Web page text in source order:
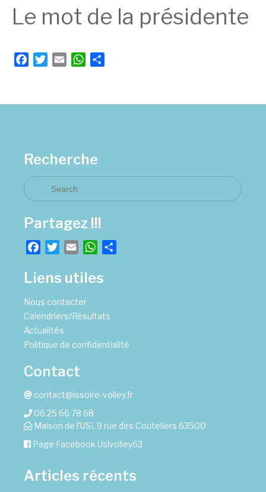
Le mot de la présidente
Facebook
Twitter
Email WhatsApp
Recherche
Partagez !!!
Facebook
Twitter
Email WhatsApp
Liens utiles
Nous contacter
Calendriers/Résultats
Actualités
Politique de confidentialité
Contact
contact@issoire-volley.fr
06 25 66 78 68
Maison de l'USI, 9 rue des Couteliers 63500
Page Facebook Usivolley63
Articles récents